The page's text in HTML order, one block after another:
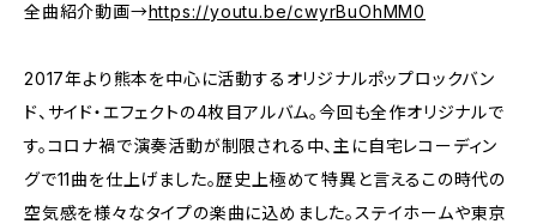
全曲紹介動画→https://youtu.be/cwyrBuOhMM0
2017年より熊本を中心に活動するオリジナルポップロックバン
ド、サイド・エフェクトの4枚目アルバム。今回も全作オリジナルで
す。コロナ禍で演奏活動が制限される中、主に自宅レコーディン
グで11曲を仕上げました。歴史上極めて特異と言えるこの時代の
空気感を様々なタイプの楽曲に込めました。ステイホームや東京